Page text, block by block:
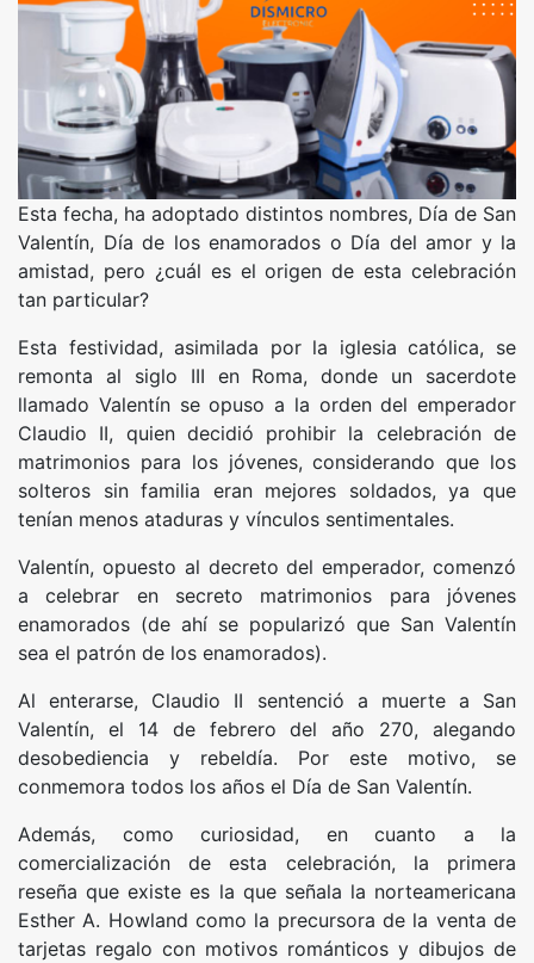
Esta fecha, ha adoptado distintos nombres, Día de San
Valentín, Día de los enamorados o Día del amor y la
amistad, pero ¿cuál es el origen de esta celebración
tan particular?
Esta festividad, asimilada por la iglesia católica, se
remonta al siglo III en Roma, donde un sacerdote
llamado Valentín se opuso a la orden del emperador
Claudio II, quien decidió prohibir la celebración de
matrimonios para los jóvenes, considerando que los
solteros sin familia eran mejores soldados, ya que
tenían menos ataduras y vínculos sentimentales.
Valentín, opuesto al decreto del emperador, comenzó
a celebrar en secreto matrimonios para jóvenes
enamorados (de ahí se popularizó que San Valentín
sea el patrón de los enamorados).
Al enterarse, Claudio II sentenció a muerte a San
Valentín, el 14 de febrero del año 270, alegando
desobediencia y rebeldía. Por este motivo, se
conmemora todos los años el Día de San Valentín.
Además, como curiosidad, en cuanto a la
comercialización de esta celebración, la primera
reseña que existe es la que señala la norteamericana
Esther A. Howland como la precursora de la venta de
tarjetas regalo con motivos románticos y dibujos de